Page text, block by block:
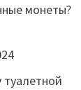
монеты?